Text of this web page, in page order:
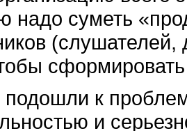
надо суметь
(слушателей,
к
и